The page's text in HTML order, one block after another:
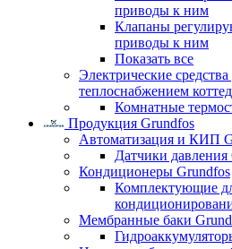
приводы к ним
Клапаны
приводы к ним
Показать все
Электрические
теплоснабжением
Комнатные
Продукция Grundfos
Автоматизация и КИП
Датчики давления
Кондиционеры Grundfos
Комплектующие
Мембранные баки